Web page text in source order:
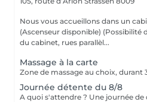
Nous vous accueillons dans un
(Ascenseur disponible) (Possibilité de vous garer aux alentours
du cabinet, rues parallèl...
Massage à la carte
Zone de massage au choix, durant
Journée détente du 8/8